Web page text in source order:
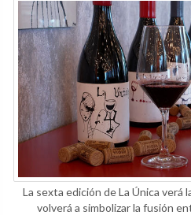
La sexta edición de La Única verá
volverá a simbolizar la fusión